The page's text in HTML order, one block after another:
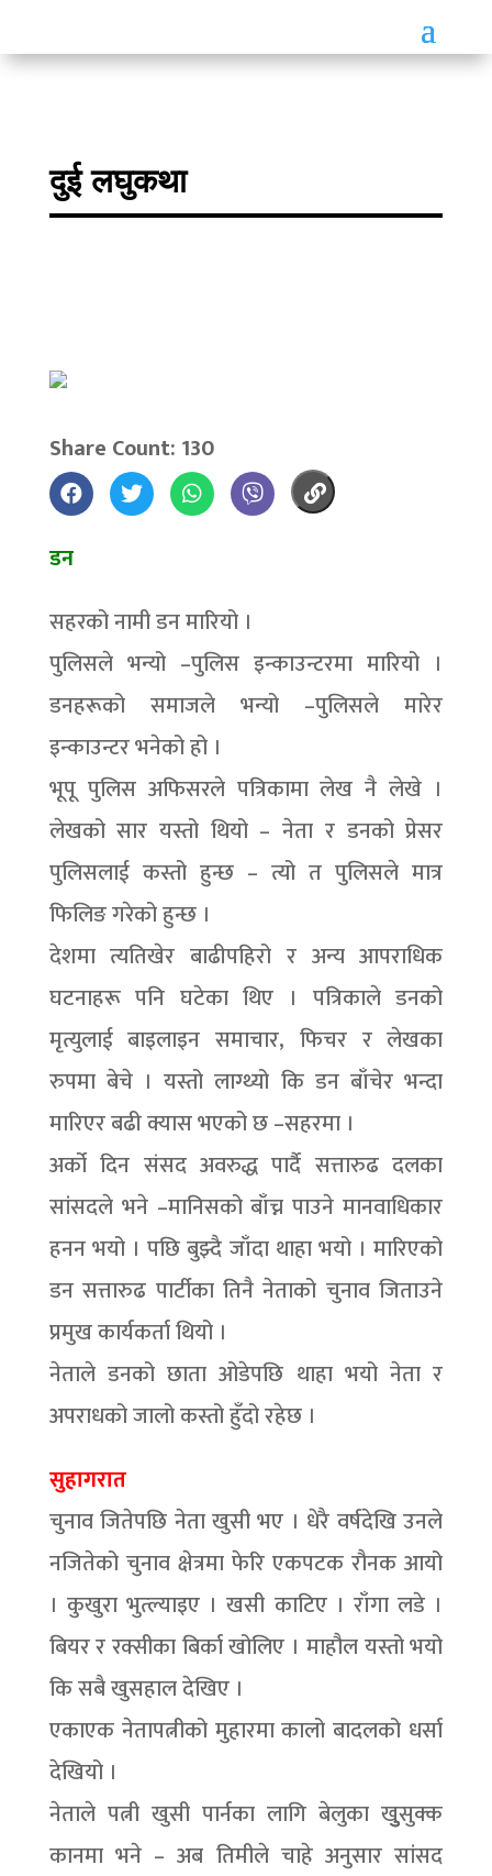
दुई लघुकथा
Share Count: 130
डन
सहरको नामी डन मारियो ।
पुलिसले भन्यो –पुलिस इन्काउन्टरमा मारियो ।
डनहरूको समाजले भन्यो –पुलिसले मारेर
इन्काउन्टर भनेको हो ।
भूपू पुलिस अफिसरले पत्रिकामा लेख नै लेखे ।
लेखको सार यस्तो थियो – नेता र डनको प्रेसर
पुलिसलाई कस्तो हुन्छ – त्यो त पुलिसले मात्र
फिलिङ गरेको हुन्छ ।
देशमा त्यतिखेर बाढीपहिरो र अन्य आपराधिक
घटनाहरू पनि घटेका थिए । पत्रिकाले डनको
मृत्युलाई बाइलाइन समाचार, फिचर र लेखका
रुपमा बेचे । यस्तो लाग्थ्यो कि डन बाँचेर भन्दा
मारिएर बढी क्यास भएको छ –सहरमा ।
अर्को दिन संसद अवरुद्ध पार्दै सत्तारुढ दलका
सांसदले भने –मानिसको बाँच्न पाउने मानवाधिकार
हनन भयो । पछि बुझ्दै जाँदा थाहा भयो । मारिएको
डन सत्तारुढ पार्टीका तिनै नेताको चुनाव जिताउने
प्रमुख कार्यकर्ता थियो ।
नेताले डनको छाता ओडेपछि थाहा भयो नेता र
अपराधको जालो कस्तो हुँदो रहेछ ।
सुहागरात
चुनाव जितेपछि नेता खुसी भए । धेरै वर्षदेखि उनले
नजितेको चुनाव क्षेत्रमा फेरि एकपटक रौनक आयो
। कुखुरा भुत्ल्याइए । खसी काटिए । राँगा लडे ।
बियर र रक्सीका बिर्का खोलिए । माहौल यस्तो भयो
कि सबै खुसहाल देखिए ।
एकाएक नेतापत्नीको मुहारमा कालो बादलको धर्सा
देखियो ।
नेताले पत्नी खुसी पार्नका लागि बेलुका खुुुसुक्क
कानमा भने – अब तिमीले चाहे अनुसार सांसद